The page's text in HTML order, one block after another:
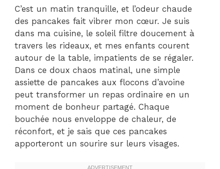
C’est un matin tranquille, et l’odeur chaude
des pancakes fait vibrer mon cœur. Je suis
dans ma cuisine, le soleil filtre doucement à
travers les rideaux, et mes enfants courent
autour de la table, impatients de se régaler.
Dans ce doux chaos matinal, une simple
assiette de pancakes aux flocons d’avoine
peut transformer un repas ordinaire en un
moment de bonheur partagé. Chaque
bouchée nous enveloppe de chaleur, de
réconfort, et je sais que ces pancakes
apporteront un sourire sur leurs visages.